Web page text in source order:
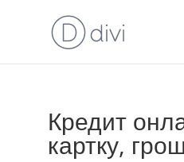
Кредит
картку,